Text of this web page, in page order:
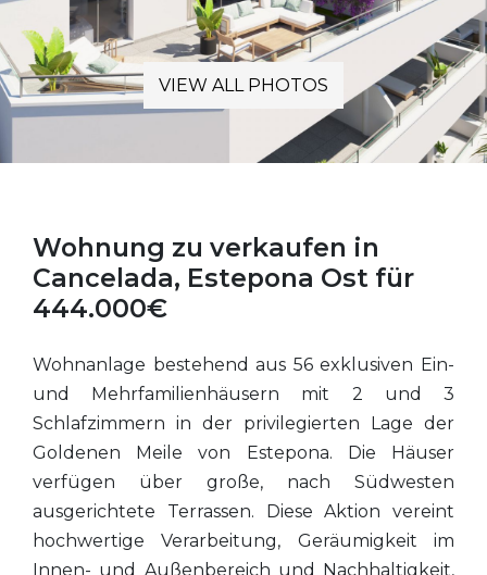
VIEW ALL PHOTOS
Wohnung zu verkaufen in
Cancelada, Estepona Ost für
444.000€
Wohnanlage bestehend aus 56 exklusiven Ein-
und Mehrfamilienhäusern mit 2 und 3
Schlafzimmern in der privilegierten Lage der
Goldenen Meile von Estepona. Die Häuser
verfügen über große, nach Südwesten
ausgerichtete Terrassen. Diese Aktion vereint
hochwertige Verarbeitung, Geräumigkeit im
Innen- und Außenbereich und Nachhaltigkeit,